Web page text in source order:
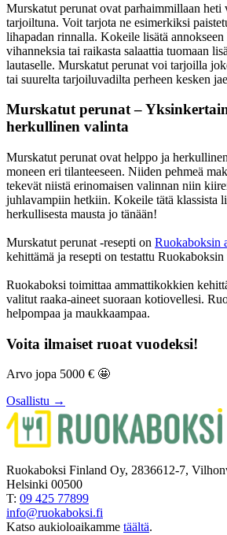
Murskatut perunat ovat parhaimmillaan heti
tarjoiltuna. Voit tarjota ne esimerkiksi
lihapadan rinnalla. Kokeile lisätä
vihanneksia tai raikasta salaattia tuomaan
lautaselle. Murskatut perunat voi tarjoilla
tai suurelta tarjoiluvadilta perheen kesken
Murskatut perunat –
herkullinen valinta
Murskatut perunat ovat helppo ja
moneen eri tilanteeseen. Niiden pehmeä
tekevät niistä erinomaisen valinnan niin
juhlavampiin hetkiin. Kokeile tätä klassista
herkullisesta mausta jo tänään!
Murskatut perunat -resepti on Ruokaboksin
kehittämä ja resepti on testattu Ruokaboksin
Ruokaboksi toimittaa ammattikokkien
valitut raaka-aineet suoraan kotiovellesi.
helpompaa ja maukkaampaa.
Voita ilmaiset ruoat vuodeksi!
Arvo jopa 5000 € 🤩
Osallistu →
Ruokaboksi Finland Oy, 2836612-7,
Helsinki 00500
T: 09 425 77899
info@ruokaboksi.fi
Katso aukioloaikamme täältä.